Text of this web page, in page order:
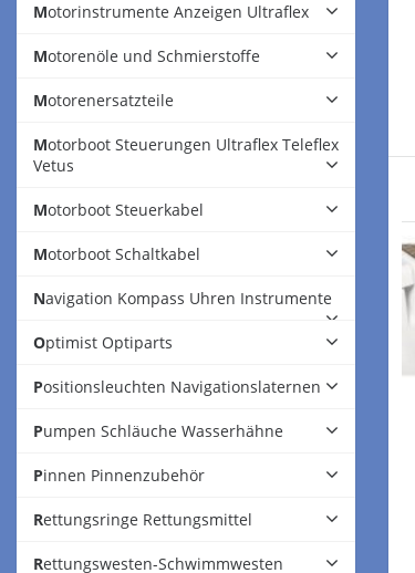
Motorinstrumente Anzeigen Ultraflex
Motorenöle und Schmierstoffe
Motorenersatzteile
Motorboot Steuerungen Ultraflex Teleflex
Vetus
Motorboot Steuerkabel
Motorboot Schaltkabel
Navigation Kompass Uhren Instrumente
Optimist Optiparts
Positionsleuchten Navigationslaternen
Pumpen Schläuche Wasserhähne
Pinnen Pinnenzubehör
Rettungsringe Rettungsmittel
Rettungswesten-Schwimmwesten